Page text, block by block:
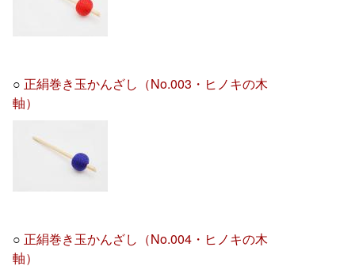
○ 正絹巻き玉かんざし（No.003・ヒノキの木
軸）
○ 正絹巻き玉かんざし（No.004・ヒノキの木
軸）